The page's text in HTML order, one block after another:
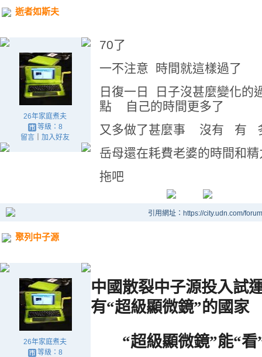
逝者如斯夫
26年家庭煮夫
等級：8
留言 ｜加入好友
70了
一不注意 時間就這樣過了
日復一日 日子沒甚麼變化
點 自己的時間更多了
又多做了甚麼事 沒有 有
岳母還在耗費老婆的時間和
拖吧
引用網址：https://city.udn.com/
聚列中子源
26年家庭煮夫
等級：8
中國散裂中子源投入試
有“超級顯微鏡”的國家
“超級顯微鏡”能“